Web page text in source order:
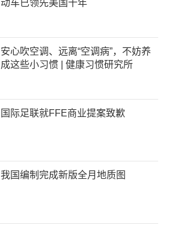
动车已领先美国十年
安心吹空调、远离“空调病”，不妨养
成这些小习惯 | 健康习惯研究所
国际足联就FFE商业提案致歉
我国编制完成新版全月地质图